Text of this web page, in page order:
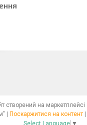
створений на маркетплейсі
Поскаржитися на контент
Select Language ▼